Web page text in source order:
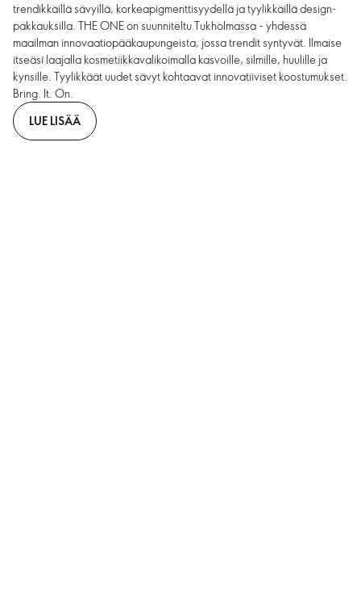
trendikkäillä sävyillä, korkeapigmenttisyydellä ja tyylikkäillä design-
pakkauksilla. THE ONE on suunniteltu Tukholmassa - yhdessä
maailman innovaatiopääkaupungeista, jossa trendit syntyvät. Ilmaise
itseäsi laajalla kosmetiikkavalikoimalla kasvoille, silmille, huulille ja
kynsille. Tyylikkäät uudet sävyt kohtaavat innovatiiviset koostumukset.
Bring. It. On.
LUE LISÄÄ